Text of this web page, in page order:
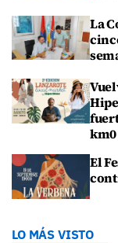
La
km0
El
LO MÁS VISTO